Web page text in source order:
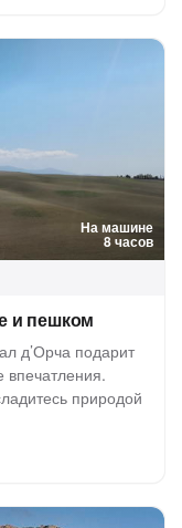
На машине
8 часов
и пешком
д’Орча подарит
природой